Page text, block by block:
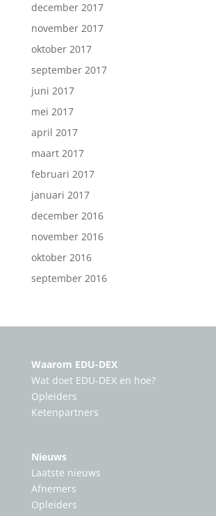
december 2017
november 2017
oktober 2017
september 2017
juni 2017
mei 2017
april 2017
maart 2017
februari 2017
januari 2017
december 2016
november 2016
oktober 2016
september 2016
Waarom EDU-DEX
Wat doet EDU-DEX en hoe?
Opleiders
Ketenpartners
Nieuws
Laatste nieuws
Afnemers
Opleiders